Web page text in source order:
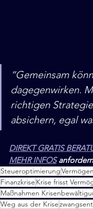
“Gemeinsam
dagegenwirken.
richtigen
absichern, egal
DIREKT GRATIS
MEHR INFOS
Steueroptimierung
Finanzkrise Krise frisst
Maßnahmen
Weg aus der Krise